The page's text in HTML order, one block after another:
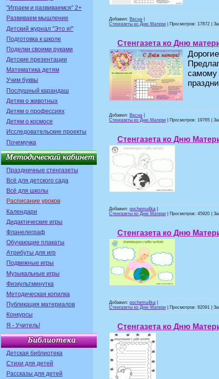
"Играем и развиваемся" 2+
Развиваем мышление
Детский журнал "Это я!"
Подготовка к школе
Поделки своими руками
Детские презентации
Математика детям
Учим буквы
Послушный карандаш
Детям о животных
Детям о профессиях
Детям о космосе
Исследовательские проекты
Почемучка
Праздничные стенгазеты
Всё для детского сада
Всё для школы
Расписание уроков
Календари
Дидактические игры
Фланелеграф
Обучающие плакаты
Атрибуты для игр
Подвижные игры
Музыкальные игры
Физкультминутка
Методическая копилка
Публикация материалов
Конкурсы
Я - Учитель!
Детская библиотека
Стихи для детей
Рассказы для детей
Добавил: Весна
Стенгазеты ко Дню Матери | Просмотров: 17872 |
Стенгазета ко Дню
самому
Добавил: Весна
Стенгазеты ко Дню Матери | Просмотров: 19765 |
Стенгазета ко Дню
Добавил: pochemu4ka
Стенгазеты ко Дню Матери | Просмотров: 45920 |
Стенгазета ко Дню
Добавил: pochemu4ka
Стенгазеты ко Дню Матери | Просмотров: 82091 |
Стенгазета ко Дню